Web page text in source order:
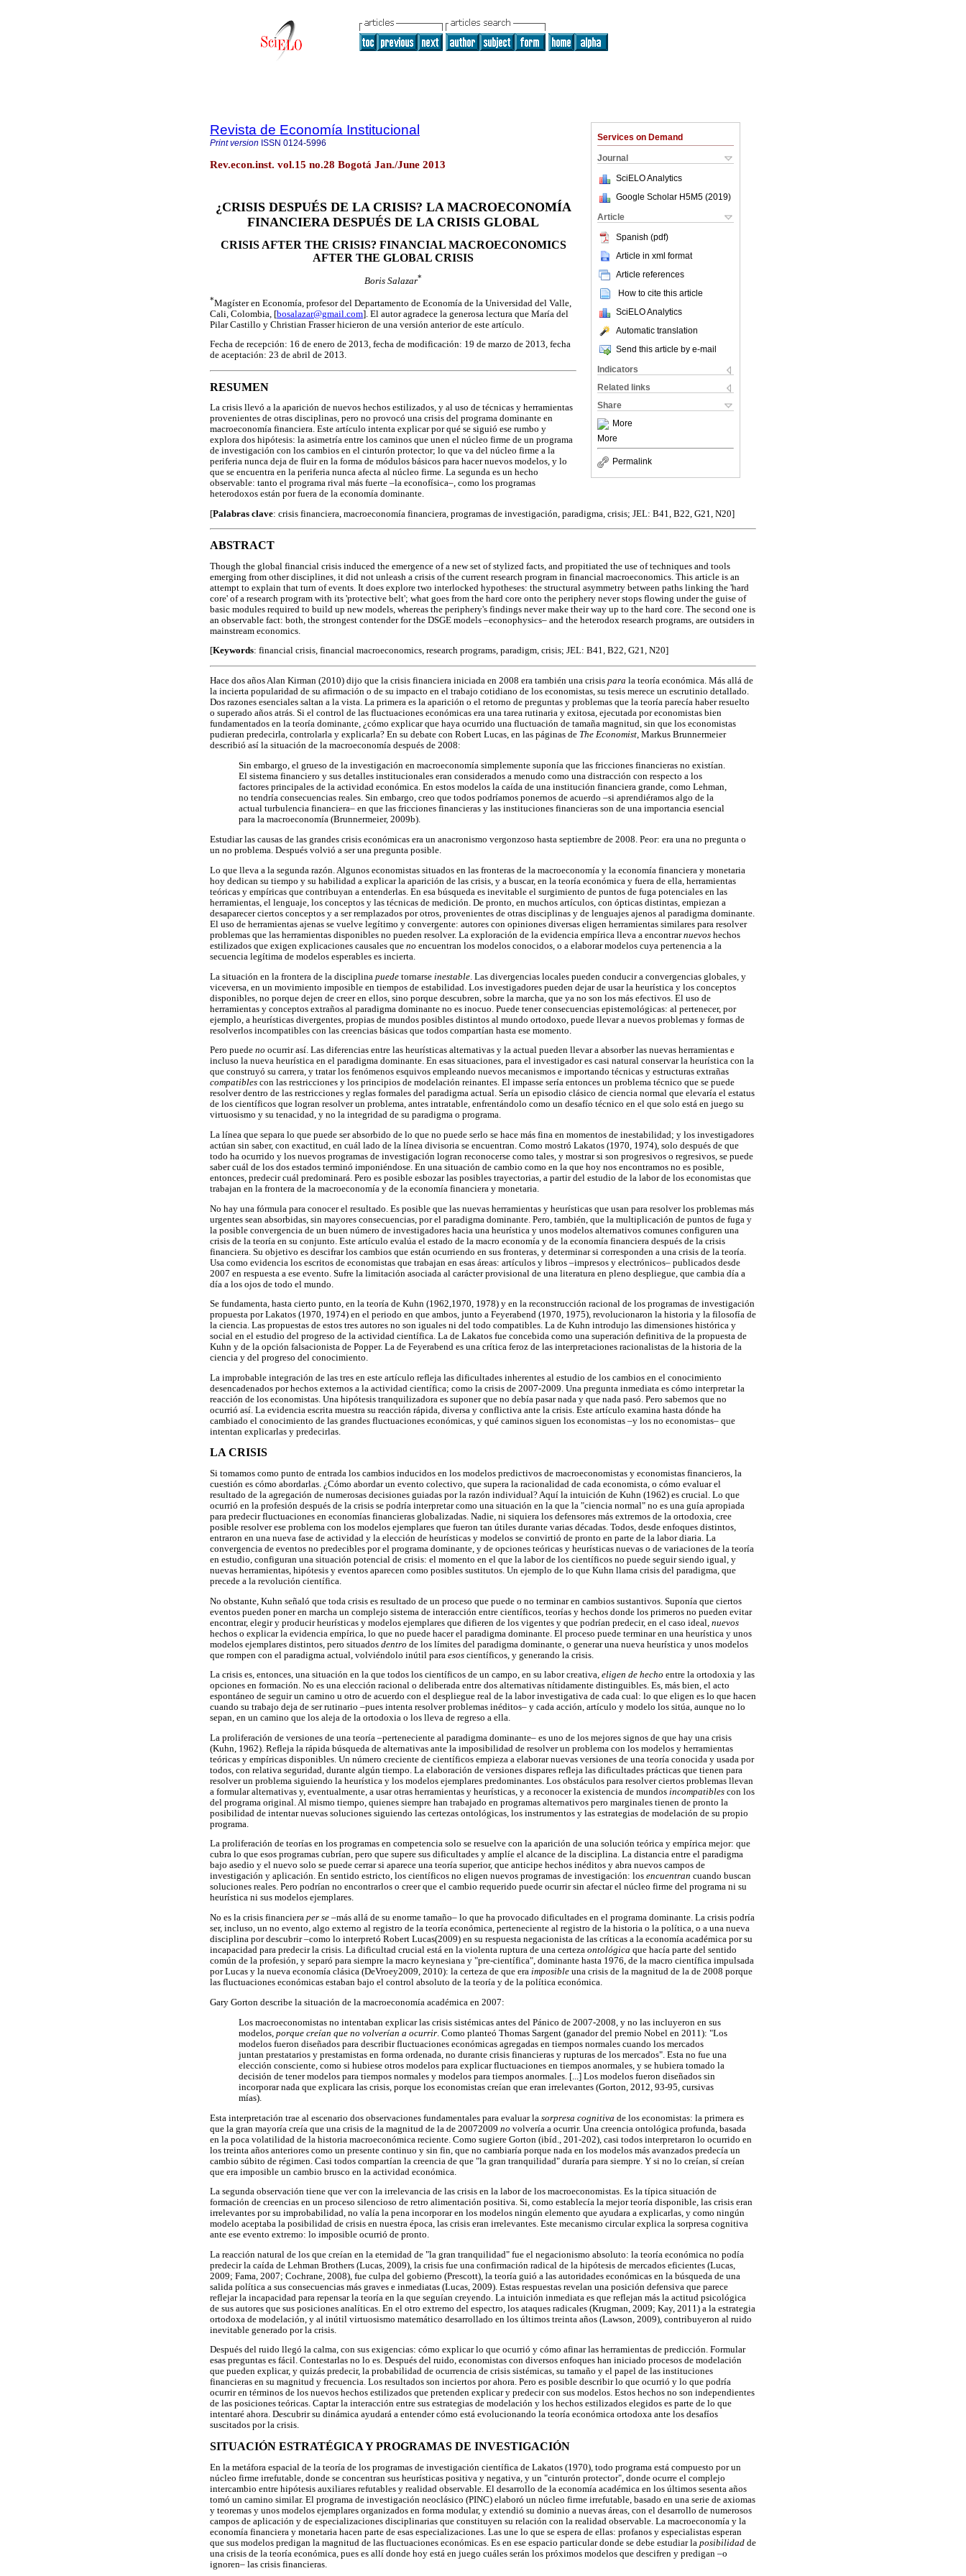
Services on Demand
Journal
SciELO Analytics
Google Scholar H5M5 (2019)
Article
Spanish (pdf)
Article in xml format
Article references
How to cite this article
SciELO Analytics
Automatic translation
Send this article by e-mail
Indicators
Related links
Share
More
More
Permalink
Revista de Economía Institucional
Print version ISSN 0124-5996
Rev.econ.inst. vol.15 no.28 Bogotá Jan./June 2013
¿CRISIS DESPUÉS DE LA CRISIS? LA MACROECONOMÍA
FINANCIERA DESPUÉS DE LA CRISIS GLOBAL
CRISIS AFTER THE CRISIS? FINANCIAL MACROECONOMICS
AFTER THE GLOBAL CRISIS
Boris Salazar*
*Magíster en Economía, profesor del Departamento de Economía de la Universidad del Valle,
Cali, Colombia, [bosalazar@gmail.com]. El autor agradece la generosa lectura que María del
Pilar Castillo y Christian Frasser hicieron de una versión anterior de este artículo.
Fecha de recepción: 16 de enero de 2013, fecha de modificación: 19 de marzo de 2013, fecha
de aceptación: 23 de abril de 2013.
RESUMEN
La crisis llevó a la aparición de nuevos hechos estilizados, y al uso de técnicas y herramientas
provenientes de otras disciplinas, pero no provocó una crisis del programa dominante en
macroeconomía financiera. Este artículo intenta explicar por qué se siguió ese rumbo y
explora dos hipótesis: la asimetría entre los caminos que unen el núcleo firme de un programa
de investigación con los cambios en el cinturón protector; lo que va del núcleo firme a la
periferia nunca deja de fluir en la forma de módulos básicos para hacer nuevos modelos, y lo
que se encuentra en la periferia nunca afecta al núcleo firme. La segunda es un hecho
observable: tanto el programa rival más fuerte –la econofísica–, como los programas
heterodoxos están por fuera de la economía dominante.
[Palabras clave: crisis financiera, macroeconomía financiera, programas de investigación, paradigma, crisis; JEL: B41, B22, G21, N20]
ABSTRACT
Though the global financial crisis induced the emergence of a new set of stylized facts, and propitiated the use of techniques and tools
emerging from other disciplines, it did not unleash a crisis of the current research program in financial macroeconomics. This article is an
attempt to explain that turn of events. It does explore two interlocked hypotheses: the structural asymmetry between paths linking the 'hard
core' of a research program with its 'protective belt'; what goes from the hard core onto the periphery never stops flowing under the guise of
basic modules required to build up new models, whereas the periphery's findings never make their way up to the hard core. The second one is
an observable fact: both, the strongest contender for the DSGE models –econophysics– and the heterodox research programs, are outsiders in
mainstream economics.
[Keywords: financial crisis, financial macroeconomics, research programs, paradigm, crisis; JEL: B41, B22, G21, N20]
Hace dos años Alan Kirman (2010) dijo que la crisis financiera iniciada en 2008 era también una crisis para la teoría económica. Más allá de
la incierta popularidad de su afirmación o de su impacto en el trabajo cotidiano de los economistas, su tesis merece un escrutinio detallado.
Dos razones esenciales saltan a la vista. La primera es la aparición o el retorno de preguntas y problemas que la teoría parecía haber resuelto
o superado años atrás. Si el control de las fluctuaciones económicas era una tarea rutinaria y exitosa, ejecutada por economistas bien
fundamentados en la teoría dominante, ¿cómo explicar que haya ocurrido una fluctuación de tamaña magnitud, sin que los economistas
pudieran predecirla, controlarla y explicarla? En su debate con Robert Lucas, en las páginas de The Economist, Markus Brunnermeier
describió así la situación de la macroeconomía después de 2008:
Sin embargo, el grueso de la investigación en macroeconomía simplemente suponía que las fricciones financieras no existían.
El sistema financiero y sus detalles institucionales eran considerados a menudo como una distracción con respecto a los
factores principales de la actividad económica. En estos modelos la caída de una institución financiera grande, como Lehman,
no tendría consecuencias reales. Sin embargo, creo que todos podríamos ponernos de acuerdo –si aprendiéramos algo de la
actual turbulencia financiera– en que las fricciones financieras y las instituciones financieras son de una importancia esencial
para la macroeconomía (Brunnermeier, 2009b).
Estudiar las causas de las grandes crisis económicas era un anacronismo vergonzoso hasta septiembre de 2008. Peor: era una no pregunta o
un no problema. Después volvió a ser una pregunta posible.
Lo que lleva a la segunda razón. Algunos economistas situados en las fronteras de la macroeconomía y la economía financiera y monetaria
hoy dedican su tiempo y su habilidad a explicar la aparición de las crisis, y a buscar, en la teoría económica y fuera de ella, herramientas
teóricas y empíricas que contribuyan a entenderlas. En esa búsqueda es inevitable el surgimiento de puntos de fuga potenciales en las
herramientas, el lenguaje, los conceptos y las técnicas de medición. De pronto, en muchos artículos, con ópticas distintas, empiezan a
desaparecer ciertos conceptos y a ser remplazados por otros, provenientes de otras disciplinas y de lenguajes ajenos al paradigma dominante.
El uso de herramientas ajenas se vuelve legítimo y convergente: autores con opiniones diversas eligen herramientas similares para resolver
problemas que las herramientas disponibles no pueden resolver. La exploración de la evidencia empírica lleva a encontrarnuevos hechos
estilizados que exigen explicaciones causales que no encuentran los modelos conocidos, o a elaborar modelos cuya pertenencia a la
secuencia legítima de modelos esperables es incierta.
La situación en la frontera de la disciplina puede tornarse inestable . Las divergencias locales pueden conducir a convergencias globales, y
viceversa, en un movimiento imposible en tiempos de estabilidad. Los investigadores pueden dejar de usar la heurística y los conceptos
disponibles, no porque dejen de creer en ellos, sino porque descubren, sobre la marcha, que ya no son los más efectivos. El uso de
herramientas y conceptos extraños al paradigma dominante no es inocuo. Puede tener consecuencias epistemológicas: al pertenecer, por
ejemplo, a heurísticas divergentes, propias de mundos posibles distintos al mundo ortodoxo, puede llevar a nuevos problemas y formas de
resolverlos incompatibles con las creencias básicas que todos compartían hasta ese momento.
Pero puede no ocurrir así. Las diferencias entre las heurísticas alternativas y la actual pueden llevar a absorber las nuevas herramientas e
incluso la nueva heurística en el paradigma dominante. En esas situaciones, para el investigador es casi natural conservar la heurística con la
que construyó su carrera, y tratar los fenómenos esquivos empleando nuevos mecanismos e importando técnicas y estructuras extrañas
compatibles con las restricciones y los principios de modelación reinantes. El impasse sería entonces un problema técnico que se puede
resolver dentro de las restricciones y reglas formales del paradigma actual. Sería un episodio clásico de ciencia normal que elevaría el estatus
de los científicos que logran resolver un problema, antes intratable, enfrentándolo como un desafío técnico en el que solo está en juego su
virtuosismo y su tenacidad, y no la integridad de su paradigma o programa.
La línea que separa lo que puede ser absorbido de lo que no puede serlo se hace más fina en momentos de inestabilidad; y los investigadores
actúan sin saber, con exactitud, en cuál lado de la línea divisoria se encuentran. Como mostró Lakatos (1970, 1974), solo después de que
todo ha ocurrido y los nuevos programas de investigación logran reconocerse como tales, y mostrar si son progresivos o regresivos, se puede
saber cuál de los dos estados terminó imponiéndose. En una situación de cambio como en la que hoy nos encontramos no es posible,
entonces, predecir cuál predominará. Pero es posible esbozar las posibles trayectorias, a partir del estudio de la labor de los economistas que
trabajan en la frontera de la macroeconomía y de la economía financiera y monetaria.
No hay una fórmula para conocer el resultado. Es posible que las nuevas herramientas y heurísticas que usan para resolver los problemas más
urgentes sean absorbidas, sin mayores consecuencias, por el paradigma dominante. Pero, también, que la multiplicación de puntos de fuga y
la posible convergencia de un buen número de investigadores hacia una heurística y unos modelos alternativos comunes configuren una
crisis de la teoría en su conjunto. Este artículo evalúa el estado de la macro economía y de la economía financiera después de la crisis
financiera. Su objetivo es descifrar los cambios que están ocurriendo en sus fronteras, y determinar si corresponden a una crisis de la teoría.
Usa como evidencia los escritos de economistas que trabajan en esas áreas: artículos y libros –impresos y electrónicos– publicados desde
2007 en respuesta a ese evento. Sufre la limitación asociada al carácter provisional de una literatura en pleno despliegue, que cambia día a
día a los ojos de todo el mundo.
Se fundamenta, hasta cierto punto, en la teoría de Kuhn (1962,1970, 1978) y en la reconstrucción racional de los programas de investigación
propuesta por Lakatos (1970, 1974) en el periodo en que ambos, junto a Feyerabend (1970, 1975), revolucionaron la historia y la filosofía de
la ciencia. Las propuestas de estos tres autores no son iguales ni del todo compatibles. La de Kuhn introdujo las dimensiones histórica y
social en el estudio del progreso de la actividad científica. La de Lakatos fue concebida como una superación definitiva de la propuesta de
Kuhn y de la opción falsacionista de Popper. La de Feyerabend es una crítica feroz de las interpretaciones racionalistas de la historia de la
ciencia y del progreso del conocimiento.
La improbable integración de las tres en este artículo refleja las dificultades inherentes al estudio de los cambios en el conocimiento
desencadenados por hechos externos a la actividad científica; como la crisis de 2007-2009. Una pregunta inmediata es cómo interpretar la
reacción de los economistas. Una hipótesis tranquilizadora es suponer que no debía pasar nada y que nada pasó. Pero sabemos que no
ocurrió así. La evidencia escrita muestra su reacción rápida, diversa y conflictiva ante la crisis. Este artículo examina hasta dónde ha
cambiado el conocimiento de las grandes fluctuaciones económicas, y qué caminos siguen los economistas –y los no economistas– que
intentan explicarlas y predecirlas.
LA CRISIS
Si tomamos como punto de entrada los cambios inducidos en los modelos predictivos de macroeconomistas y economistas financieros, la
cuestión es cómo abordarlas. ¿Cómo abordar un evento colectivo, que supera la racionalidad de cada economista, o cómo evaluar el
resultado de la agregación de numerosas decisiones guiadas por la razón individual? Aquí la intuición de Kuhn (1962) es crucial. Lo que
ocurrió en la profesión después de la crisis se podría interpretar como una situación en la que la "ciencia normal" no es una guía apropiada
para predecir fluctuaciones en economías financieras globalizadas. Nadie, ni siquiera los defensores más extremos de la ortodoxia, cree
posible resolver ese problema con los modelos ejemplares que fueron tan útiles durante varias décadas. Todos, desde enfoques distintos,
entraron en una nueva fase de actividad y la elección de heurísticas y modelos se convirtió de pronto en parte de la labor diaria. La
convergencia de eventos no predecibles por el programa dominante, y de opciones teóricas y heurísticas nuevas o de variaciones de la teoría
en estudio, configuran una situación potencial de crisis: el momento en el que la labor de los científicos no puede seguir siendo igual, y
nuevas herramientas, hipótesis y eventos aparecen como posibles sustitutos. Un ejemplo de lo que Kuhn llama crisis del paradigma, que
precede a la revolución científica.
No obstante, Kuhn señaló que toda crisis es resultado de un proceso que puede o no terminar en cambios sustantivos. Suponía que ciertos
eventos pueden poner en marcha un complejo sistema de interacción entre científicos, teorías y hechos donde los primeros no pueden evitar
encontrar, elegir y producir heurísticas y modelos ejemplares que difieren de los vigentes y que podrían predecir, en el caso ideal, nuevos
hechos o explicar la evidencia empírica, lo que no puede hacer el paradigma dominante. El proceso puede terminar en una heurística y unos
modelos ejemplares distintos, pero situados dentro de los límites del paradigma dominante, o generar una nueva heurística y unos modelos
que rompen con el paradigma actual, volviéndolo inútil para esos científicos, y generando la crisis.
La crisis es, entonces, una situación en la que todos los científicos de un campo, en su labor creativa, eligen de hecho entre la ortodoxia y las
opciones en formación. No es una elección racional o deliberada entre dos alternativas nítidamente distinguibles. Es, más bien, el acto
espontáneo de seguir un camino u otro de acuerdo con el despliegue real de la labor investigativa de cada cual: lo que eligen es lo que hacen
cuando su trabajo deja de ser rutinario –pues intenta resolver problemas inéditos– y cada acción, artículo y modelo los sitúa, aunque no lo
sepan, en un camino que los aleja de la ortodoxia o los lleva de regreso a ella.
La proliferación de versiones de una teoría –perteneciente al paradigma dominante– es uno de los mejores signos de que hay una crisis
(Kuhn, 1962). Refleja la rápida búsqueda de alternativas ante la imposibilidad de resolver un problema con los modelos y herramientas
teóricas y empíricas disponibles. Un número creciente de científicos empieza a elaborar nuevas versiones de una teoría conocida y usada por
todos, con relativa seguridad, durante algún tiempo. La elaboración de versiones dispares refleja las dificultades prácticas que tienen para
resolver un problema siguiendo la heurística y los modelos ejemplares predominantes. Los obstáculos para resolver ciertos problemas llevan
a formular alternativas y, eventualmente, a usar otras herramientas y heurísticas, y a reconocer la existencia de mundos incompatibles con los
del programa original. Al mismo tiempo, quienes siempre han trabajado en programas alternativos pero marginales tienen de pronto la
posibilidad de intentar nuevas soluciones siguiendo las certezas ontológicas, los instrumentos y las estrategias de modelación de su propio
programa.
La proliferación de teorías en los programas en competencia solo se resuelve con la aparición de una solución teórica y empírica mejor: que
cubra lo que esos programas cubrían, pero que supere sus dificultades y amplíe el alcance de la disciplina. La distancia entre el paradigma
bajo asedio y el nuevo solo se puede cerrar si aparece una teoría superior, que anticipe hechos inéditos y abra nuevos campos de
investigación y aplicación. En sentido estricto, los científicos no eligen nuevos programas de investigación: los encuentran cuando buscan
soluciones reales. Pero podrían no encontrarlos o creer que el cambio requerido puede ocurrir sin afectar el núcleo firme del programa ni su
heurística ni sus modelos ejemplares.
No es la crisis financiera per se –más allá de su enorme tamaño– lo que ha provocado dificultades en el programa dominante. La crisis podría
ser, incluso, un no evento, algo externo al registro de la teoría económica, perteneciente al registro de la historia o la política, o a una nueva
disciplina por descubrir –como lo interpretó Robert Lucas(2009) en su respuesta negacionista de las críticas a la economía académica por su
incapacidad para predecir la crisis. La dificultad crucial está en la violenta ruptura de una certeza ontológica que hacía parte del sentido
común de la profesión, y separó para siempre la macro keynesiana y "pre-científica", dominante hasta 1976, de la macro científica impulsada
por Lucas y la nueva economía clásica (DeVroey2009, 2010): la certeza de que era imposible una crisis de la magnitud de la de 2008 porque
las fluctuaciones económicas estaban bajo el control absoluto de la teoría y de la política económica.
Gary Gorton describe la situación de la macroeconomía académica en 2007:
Los macroeconomistas no intentaban explicar las crisis sistémicas antes del Pánico de 2007-2008, y no las incluyeron en sus
modelos, porque creían que no volverían a ocurrir . Como planteó Thomas Sargent (ganador del premio Nobel en 2011): "Los
modelos fueron diseñados para describir fluctuaciones económicas agregadas en tiempos normales cuando los mercados
juntan prestatarios y prestamistas en forma ordenada, no durante crisis financieras y rupturas de los mercados". Esta no fue una
elección consciente, como si hubiese otros modelos para explicar fluctuaciones en tiempos anormales, y se hubiera tomado la
decisión de tener modelos para tiempos normales y modelos para tiempos anormales. [...] Los modelos fueron diseñados sin
incorporar nada que explicara las crisis, porque los economistas creían que eran irrelevantes (Gorton, 2012, 93-95, cursivas
mías).
Esta interpretación trae al escenario dos observaciones fundamentales para evaluar la sorpresa cognitiva de los economistas: la primera es
que la gran mayoría creía que una crisis de la magnitud de la de 20072009 no volvería a ocurrir. Una creencia ontológica profunda, basada
en la poca volatilidad de la historia macroeconómica reciente. Como sugiere Gorton (ibíd., 201-202), casi todos interpretaron lo ocurrido en
los treinta años anteriores como un presente continuo y sin fin, que no cambiaría porque nada en los modelos más avanzados predecía un
cambio súbito de régimen. Casi todos compartían la creencia de que "la gran tranquilidad" duraría para siempre. Y si no lo creían, sí creían
que era imposible un cambio brusco en la actividad económica.
La segunda observación tiene que ver con la irrelevancia de las crisis en la labor de los macroeconomistas. Es la típica situación de
formación de creencias en un proceso silencioso de retro alimentación positiva. Si, como establecía la mejor teoría disponible, las crisis eran
irrelevantes por su improbabilidad, no valía la pena incorporar en los modelos ningún elemento que ayudara a explicarlas, y como ningún
modelo aceptaba la posibilidad de crisis en nuestra época, las crisis eran irrelevantes. Este mecanismo circular explica la sorpresa cognitiva
ante ese evento extremo: lo imposible ocurrió de pronto.
La reacción natural de los que creían en la eternidad de "la gran tranquilidad" fue el negacionismo absoluto: la teoría económica no podía
predecir la caída de Lehman Brothers (Lucas, 2009), la crisis fue una confirmación radical de la hipótesis de mercados eficientes (Lucas,
2009; Fama, 2007; Cochrane, 2008), fue culpa del gobierno (Prescott), la teoría guió a las autoridades económicas en la búsqueda de una
salida política a sus consecuencias más graves e inmediatas (Lucas, 2009). Estas respuestas revelan una posición defensiva que parece
reflejar la incapacidad para repensar la teoría en la que seguían creyendo. La intuición inmediata es que reflejan más la actitud psicológica
de sus autores que sus posiciones analíticas. En el otro extremo del espectro, los ataques radicales (Krugman, 2009; Kay, 2011) a la estrategia
ortodoxa de modelación, y al inútil virtuosismo matemático desarrollado en los últimos treinta años (Lawson, 2009), contribuyeron al ruido
inevitable generado por la crisis.
Después del ruido llegó la calma, con sus exigencias: cómo explicar lo que ocurrió y cómo afinar las herramientas de predicción. Formular
esas preguntas es fácil. Contestarlas no lo es. Después del ruido, economistas con diversos enfoques han iniciado procesos de modelación
que pueden explicar, y quizás predecir, la probabilidad de ocurrencia de crisis sistémicas, su tamaño y el papel de las instituciones
financieras en su magnitud y frecuencia. Los resultados son inciertos por ahora. Pero es posible describir lo que ocurrió y lo que podría
ocurrir en términos de los nuevos hechos estilizados que pretenden explicar y predecir con sus modelos. Estos hechos no son independientes
de las posiciones teóricas. Captar la interacción entre sus estrategias de modelación y los hechos estilizados elegidos es parte de lo que
intentaré ahora. Descubrir su dinámica ayudará a entender cómo está evolucionando la teoría económica ortodoxa ante los desafíos
suscitados por la crisis.
SITUACIÓN ESTRATÉGICA Y PROGRAMAS DE INVESTIGACIÓN
En la metáfora espacial de la teoría de los programas de investigación científica de Lakatos (1970), todo programa está compuesto por un
núcleo firme irrefutable, donde se concentran sus heurísticas positiva y negativa, y un "cinturón protector", donde ocurre el complejo
intercambio entre hipótesis auxiliares refutables y realidad observable. El desarrollo de la economía académica en los últimos sesenta años
tomó un camino similar. El programa de investigación neoclásico (PINC) elaboró un núcleo firme irrefutable, basado en una serie de axiomas
y teoremas y unos modelos ejemplares organizados en forma modular, y extendió su dominio a nuevas áreas, con el desarrollo de numerosos
campos de aplicación y de especializaciones disciplinarias que constituyen su relación con la realidad observable. La macroeconomía y la
economía financiera y monetaria hacen parte de esas especializaciones. Las une lo que se espera de ellas: profanos y especialistas esperan
que sus modelos predigan la magnitud de las fluctuaciones económicas. Es en ese espacio particular donde se debe estudiar la posibilidad de
una crisis de la teoría económica, pues es allí donde hoy está en juego cuáles serán los próximos modelos que descifren y predigan –o
ignoren– las crisis financieras.